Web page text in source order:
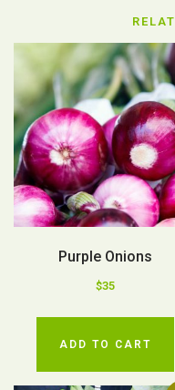
Purple Onions
$35
ADD TO CART